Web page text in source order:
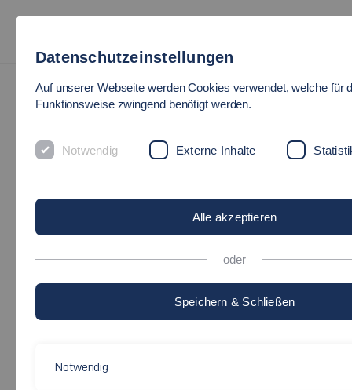
Bewerben mit Hochschulzugangsberechtigung (zum Beispiel
SO BEWIRBST DU DICH
Auf einen Blick
Datenschutzeinstellungen
Auf unserer Webseite werden Cookies verwendet, welche für
Funktionsweise zwingend benötigt werden.
Notwendig Externe Inhalte
Alle akzeptieren
oder
Speichern & Schließen
Notwendig